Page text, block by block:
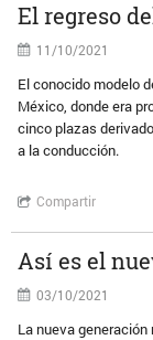
El regreso
11/10/2021
El conocido modelo
México, donde era
cinco plazas
a la conducción.
Compartir
Así es el
03/10/2021
La nueva